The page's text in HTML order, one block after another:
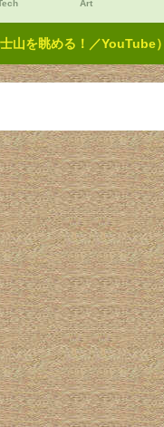
Art
山を眺める！／YouTube）